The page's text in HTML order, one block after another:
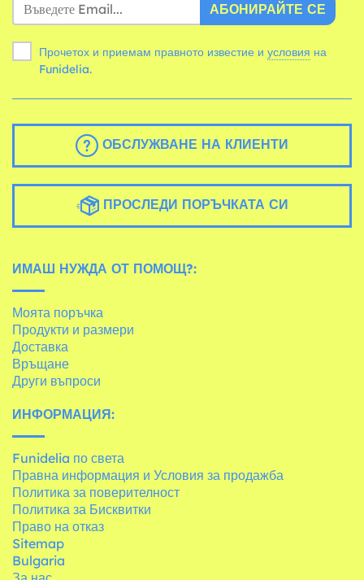
АБОНИРАЙТЕ СЕ
Прочетох и приемам правното известие и условия
Funidelia.
ОБСЛУЖВАНЕ НА КЛИЕНТИ
ПРОСЛЕДИ ПОРЪЧКАТА СИ
ИМАШ НУЖДА ОТ ПОМОЩ?:
Моята поръчка
Продукти и размери
Доставка
Връщане
Други въпроси
ИНФОРМАЦИЯ:
Funidelia по света
Правна информация и Условия за продажба
Политика за поверителност
Политика за Бисквитки
Право на отказ
Sitemap
Bulgaria